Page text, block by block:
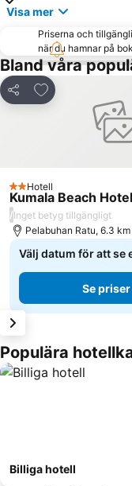
Visa mer
Priserna och
när du hamnar på
Bland våra
Dela
Lägg till i Mina
2 Stjärnor
Hotell
Kumala Beach Hotel
/Inget betyg tillgängligt
Pelabuhan Ratu, 6.3
Välj datum för att se
Se priser
Populära
Billiga hotell